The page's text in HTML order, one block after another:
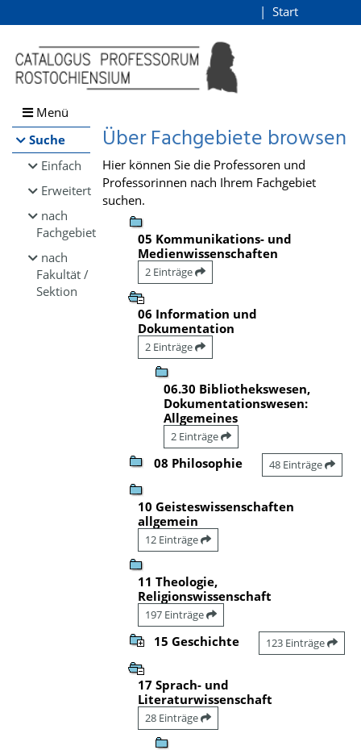
Browsen
direkt zum Inhalt
Start
Menü
Suche
Einfach
Erweitert
nach
Fachgebiet
nach
Fakultät /
Sektion
Über Fachgebiete browsen
Hier können Sie die Professoren und
Professorinnen nach Ihrem Fachgebiet
suchen.
05 Kommunikations- und
Medienwissenschaften
2 Einträge
06 Information und
Dokumentation
2 Einträge
06.30 Bibliothekswesen,
Dokumentationswesen:
Allgemeines
2 Einträge
08 Philosophie 48 Einträge
10 Geisteswissenschaften
allgemein
12 Einträge
11 Theologie,
Religionswissenschaft
197 Einträge
15 Geschichte 123 Einträge
17 Sprach- und
Literaturwissenschaft
28 Einträge